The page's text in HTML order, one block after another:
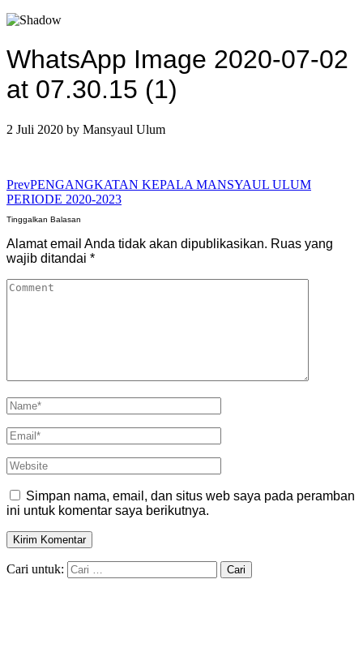
WhatsApp Image 2020-07-02
at 07.30.15 (1)
2 Juli 2020 by Mansyaul Ulum
PrevPENGANGKATAN KEPALA MANSYAUL ULUM
PERIODE 2020-2023
Tinggalkan Balasan
Alamat email Anda tidak akan dipublikasikan. Ruas yang
wajib ditandai *
Simpan nama, email, dan situs web saya pada peramban
ini untuk komentar saya berikutnya.
Cari untuk: